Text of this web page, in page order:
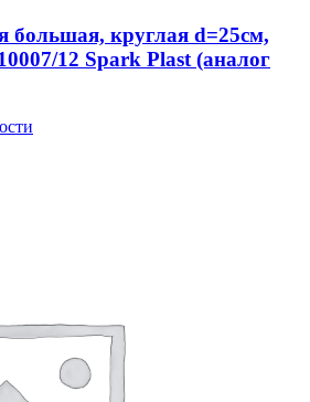
большая, круглая d=25см,
12 Spark Plast (аналог